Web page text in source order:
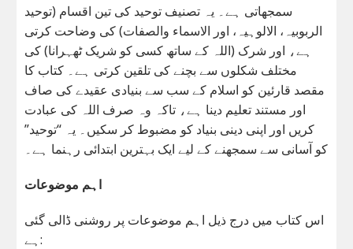
سمجھاتی ہے۔ یہ تصنیف توحید کی تین اقسام (توحید
الربوبیہ، الالوہیہ، اور الاسماء والصفات) کی وضاحت کرتی
ہے، اور شرک (اللہ کے ساتھ کسی کو شریک ٹھہرانا) کی
مختلف شکلوں سے بچنے کی تلقین کرتی ہے۔ کتاب کا
مقصد قارئین کو اسلام کے سب سے بنیادی عقیدے کی صاف
اور مستند تعلیم دینا ہے، تاکہ وہ صرف اللہ کی عبادت
کریں اور اپنی دینی بنیاد کو مضبوط کر سکیں۔ یہ “توحید”
کو آسانی سے سمجھنے کے لیے ایک بہترین ابتدائی رہنما ہے۔
اہم موضوعات
اس کتاب میں درج ذیل اہم موضوعات پر روشنی ڈالی گئی
ہے: